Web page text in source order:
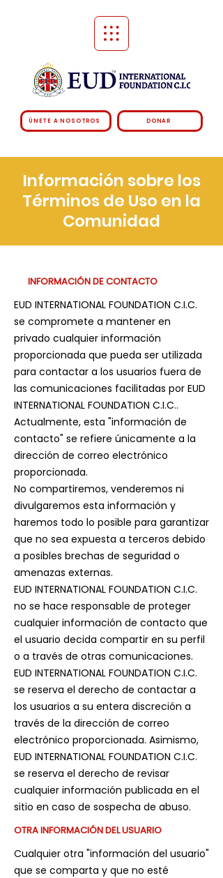
DONAR
ÚNETE A NOSOTROS
Información sobre los
Términos de Uso en la
Comunidad
INFORMACIÓN DE CONTACTO
EUD INTERNATIONAL FOUNDATION C.I.C.
se compromete a mantener en
privado cualquier información
proporcionada que pueda ser utilizada
para contactar a los usuarios fuera de
las comunicaciones facilitadas por EUD
INTERNATIONAL FOUNDATION C.I.C..
Actualmente, esta "información de
contacto" se refiere únicamente a la
dirección de correo electrónico
proporcionada.
No compartiremos, venderemos ni
divulgaremos esta información y
haremos todo lo posible para garantizar
que no sea expuesta a terceros debido
a posibles brechas de seguridad o
amenazas externas.
EUD INTERNATIONAL FOUNDATION C.I.C.
no se hace responsable de proteger
cualquier información de contacto que
el usuario decida compartir en su perfil
o a través de otras comunicaciones.
EUD INTERNATIONAL FOUNDATION C.I.C.
se reserva el derecho de contactar a
los usuarios a su entera discreción a
través de la dirección de correo
electrónico proporcionada. Asimismo,
EUD INTERNATIONAL FOUNDATION C.I.C.
se reserva el derecho de revisar
cualquier información publicada en el
sitio en caso de sospecha de abuso.
OTRA INFORMACIÓN DEL USUARIO
Cualquier otra "información del usuario"
que se comparta y que no esté